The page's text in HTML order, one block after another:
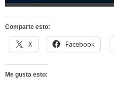
Comparte esto:
X Facebook
Me gusta esto: